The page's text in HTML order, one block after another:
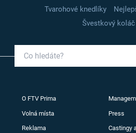
Tvarohové knedlíky
Švestkový koláč
O FTV Prima
Volná místa Press
Reklama Castingy